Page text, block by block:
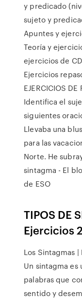
y predicado
sujeto y
Apuntes y
Teoría y
ejercicios de CD
Ejercicios
EJERCICIOS DE
Identifica el
siguientes
Llevaba una
para las
Norte. He
sintagma - El
de ESO
TIPOS DE
Ejercicios
Los Sintagmas
Un sintagma es
palabras que
sentido y